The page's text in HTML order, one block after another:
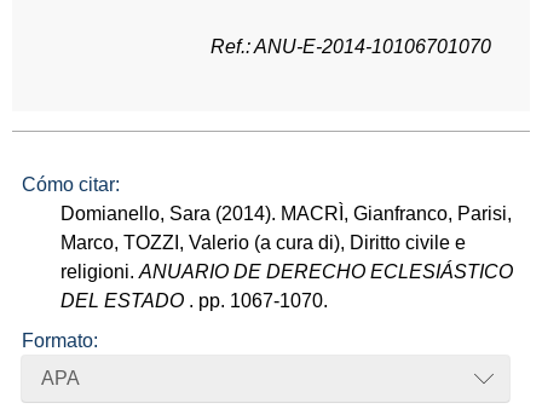
Ref.: ANU-E-2014-10106701070
Cómo citar:
Domianello, Sara (2014). MACRÌ, Gianfranco, Parisi,
Marco, TOZZI, Valerio (a cura di), Diritto civile e
religioni.ANUARIO DE DERECHO ECLESIÁSTICO
DEL ESTADO . pp. 1067-1070.
Formato:
APA